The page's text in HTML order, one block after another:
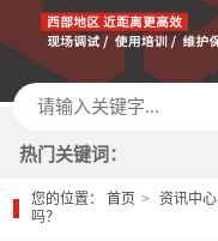
热门关键词：
您的位置：首页 资讯中心
吗？